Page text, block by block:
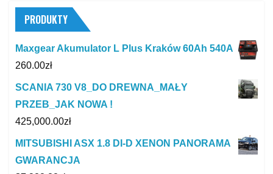
PRODUKTY
Maxgear Akumulator L Plus Kraków 60Ah 540A
260.00zł
SCANIA 730 V8_DO DREWNA_MAŁY
PRZEB_JAK NOWA !
425,000.00zł
MITSUBISHI ASX 1.8 DI-D XENON PANORAMA
GWARANCJA